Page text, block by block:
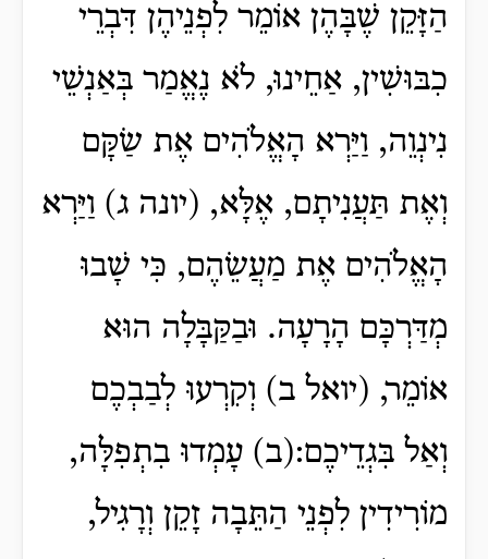
הַזָּקֵן שֶׁבָּהֶן אוֹמֵר לִפְנֵיהֶן דִּבְרֵי
כִבּוּשִׁין, אַחֵינוּ, לֹא נֶאֱמַר בְּאַנְשֵׁי
נִינְוֵה, וַיַּרְא הָאֱלֹהִים אֶת שַׂקָּם
וְאֶת תַּעֲנִיתָם, אֶלָּא, (יונה ג) וַיַּרְא
הָאֱלֹהִים אֶת מַעֲשֵׂהֶם, כִּי שָׁבוּ
מְדַּרְכָּם הָרָעָה. וּבַקַּבָּלָה הוּא
אוֹמֵר, (יואל ב) וְקִרְעוּ לְבַבְכֶם
וְאַל בִּגְדֵיכֶם:(ב) עָמְדוּ בִתְפִלָּה,
מוֹרִידִין לִפְנֵי הַתֵּבָה זָקֵן וְרָגִיל,